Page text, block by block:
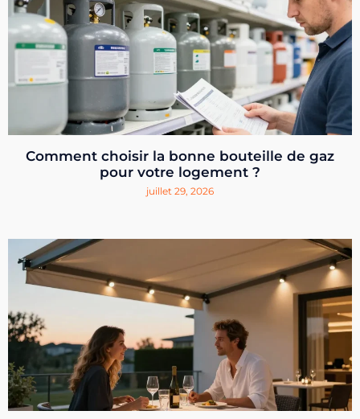
Comment choisir la bonne bouteille de gaz
pour votre logement ?
juillet 29, 2026